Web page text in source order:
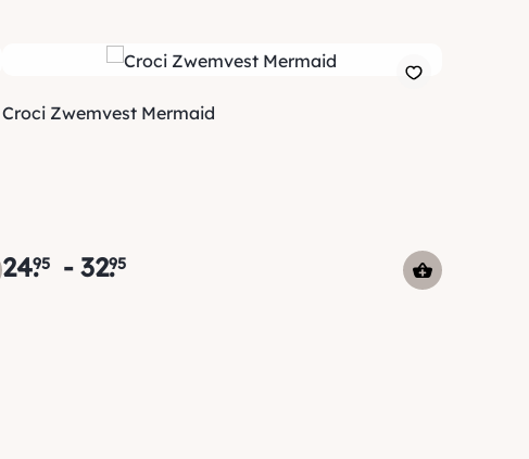
Croci Zwemvest Mermaid
24.95 - 32.95